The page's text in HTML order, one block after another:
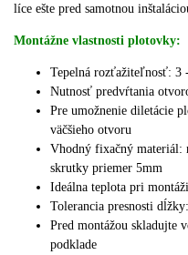
líce ešte pred samotnou
Montážne vlastnosti plotovky:
Tepelná rozťažiteľnosť: 3
Nutnosť predvŕtania
Pre umožnenie diletácie
väčšieho otvoru
Vhodný fixačný materiál:
skrutky priemer 5mm
Ideálna teplota pri
Tolerancia presnosti
Pred montážou skladujte
podklade